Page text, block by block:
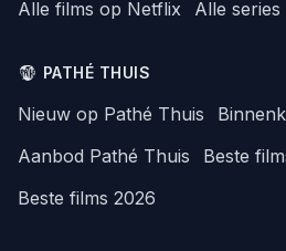
Alle films op Netflix
Alle
PATHÉ THUIS
Nieuw op Pathé Thuis
Aanbod Pathé Thuis
Beste
Beste films 2026